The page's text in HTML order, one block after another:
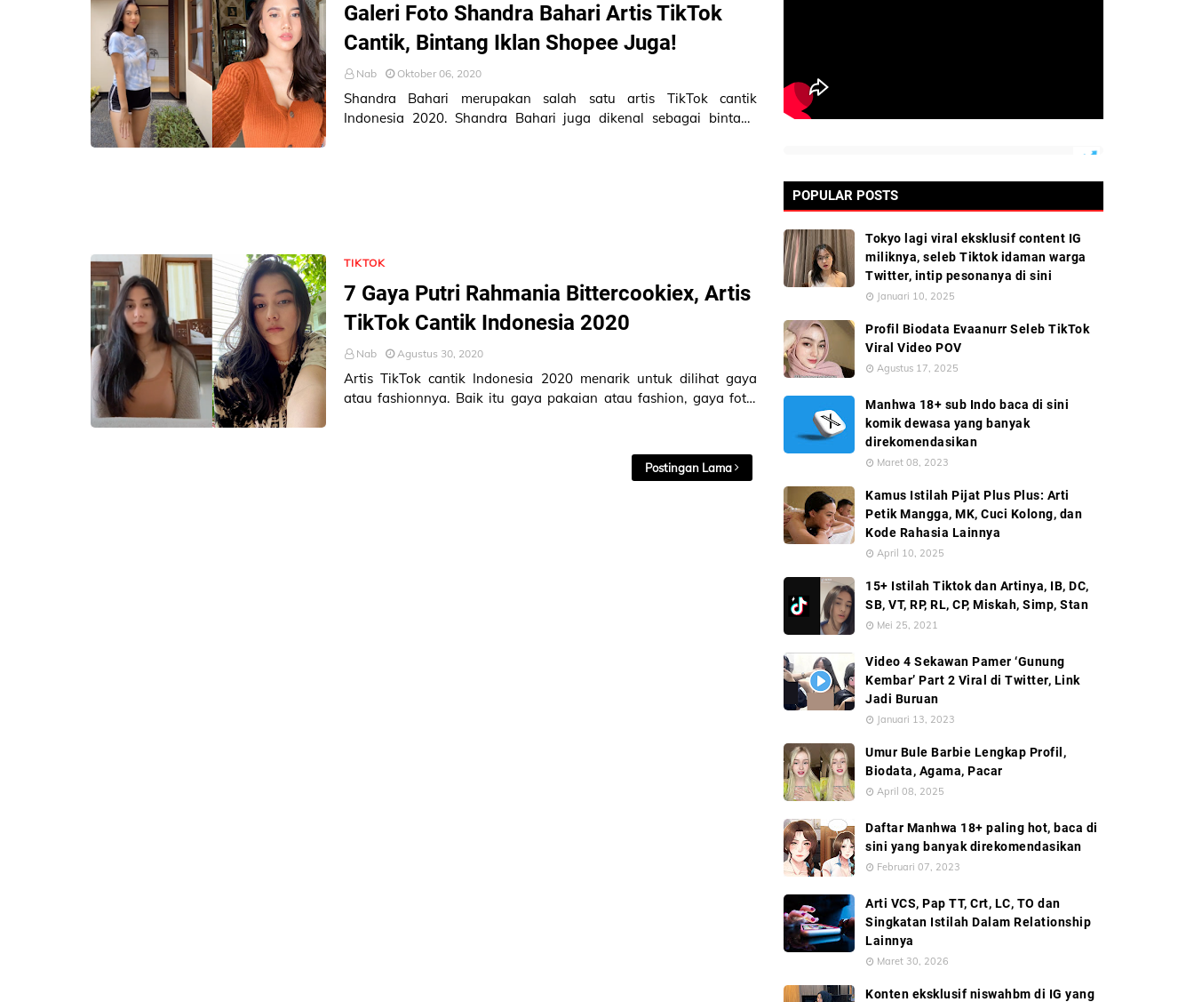
Galeri Foto Shandra Bahari Artis TikTok
Cantik, Bintang Iklan Shopee Juga!
Nab Oktober 06, 2020
Shandra Bahari merupakan salah satu artis TikTok cantik
Indonesia 2020. Shandra Bahari juga dikenal sebagai bintang
TIKTOK
7 Gaya Putri Rahmania Bittercookiex, Artis
TikTok Cantik Indonesia 2020
Nab Agustus 30, 2020
Artis TikTok cantik Indonesia 2020 menarik untuk dilihat gaya
atau fashionnya. Baik itu gaya pakaian atau fashion, gaya foto,
Postingan Lama
POPULAR POSTS
Tokyo lagi viral eksklusif content IG
miliknya, seleb Tiktok idaman warga
Twitter, intip pesonanya di sini
Januari 10, 2025
Profil Biodata Evaanurr Seleb TikTok
Viral Video POV
Agustus 17, 2025
Manhwa 18+ sub Indo baca di sini
komik dewasa yang banyak
direkomendasikan
Maret 08, 2023
Kamus Istilah Pijat Plus Plus: Arti
Petik Mangga, MK, Cuci Kolong, dan
Kode Rahasia Lainnya
April 10, 2025
15+ Istilah Tiktok dan Artinya, IB, DC,
SB, VT, RP, RL, CP, Miskah, Simp, Stan
Mei 25, 2021
Video 4 Sekawan Pamer ‘Gunung
Kembar’ Part 2 Viral di Twitter, Link
Jadi Buruan
Januari 13, 2023
Umur Bule Barbie Lengkap Profil,
Biodata, Agama, Pacar
April 08, 2025
Daftar Manhwa 18+ paling hot, baca di
sini yang banyak direkomendasikan
Februari 07, 2023
Arti VCS, Pap TT, Crt, LC, TO dan
Singkatan Istilah Dalam Relationship
Lainnya
Maret 30, 2026
Konten eksklusif niswahbm di IG yang